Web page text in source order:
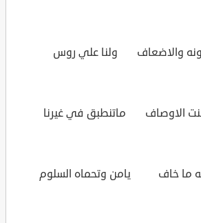
والاضعاف ولنا علي روس
الاوصاف ماتنطبق في غيرنا
ما خاف يامن وتحماه السلوم